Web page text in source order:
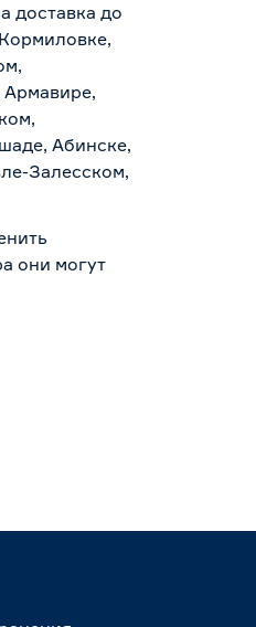
доставка до
Армавире,
Абинске,
Залесском,
они могут